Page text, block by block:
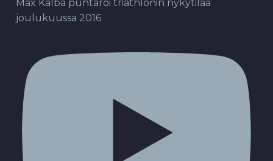
Max Kalba puntaroi triathlonin nykytilaa
joulukuussa 2016